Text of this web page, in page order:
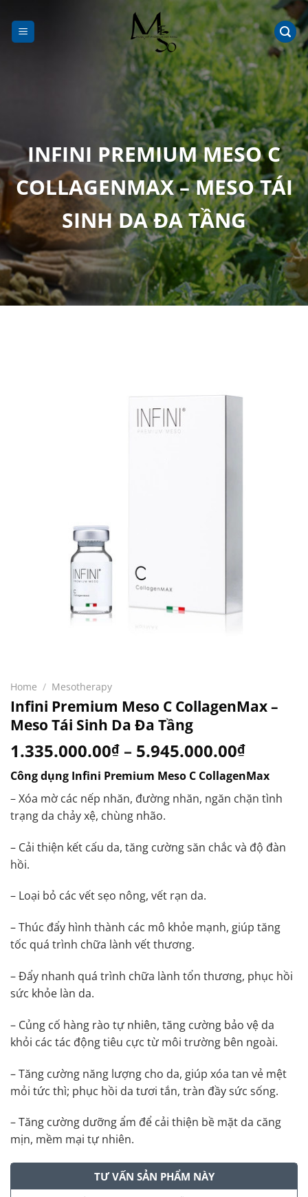
đến
nội
INFINI PREMIUM MESO C
COLLAGENMAX – MESO TÁI
SINH DA ĐA TẦNG
Home / Mesotherapy
Infini Premium Meso C CollagenMax –
Meso Tái Sinh Da Đa Tầng
1.335.000.00₫ – 5.945.000.00₫
Công dụng Infini Premium Meso C CollagenMax
– Xóa mờ các nếp nhăn, đường nhăn, ngăn chặn tình
trạng da chảy xệ, chùng nhão.
– Cải thiện kết cấu da, tăng cường săn chắc và độ đàn
hồi.
– Loại bỏ các vết sẹo nông, vết rạn da.
– Thúc đẩy hình thành các mô khỏe mạnh, giúp tăng
tốc quá trình chữa lành vết thương.
– Đẩy nhanh quá trình chữa lành tổn thương, phục hồi
sức khỏe làn da.
– Củng cố hàng rào tự nhiên, tăng cường bảo vệ da
khỏi các tác động tiêu cực từ môi trường bên ngoài.
– Tăng cường năng lượng cho da, giúp xóa tan vẻ mệt
mỏi tức thì; phục hồi da tươi tắn, tràn đầy sức sống.
– Tăng cường dưỡng ẩm để cải thiện bề mặt da căng
mịn, mềm mại tự nhiên.
TƯ VẤN SẢN PHẨM NÀY